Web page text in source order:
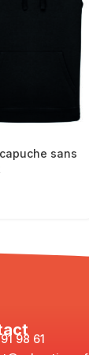
sans
98 61